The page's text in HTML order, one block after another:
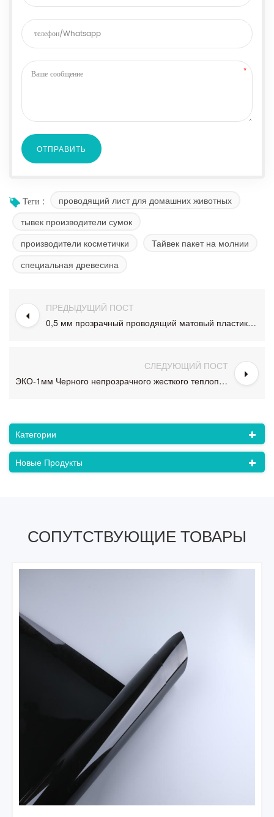
Теги :
проводящий лист для домашних животных
тывек производители сумок
производители косметички
Тайвек пакет на молнии
специальная древесина
ПРЕДЫДУЩИЙ ПОСТ
0,5 мм прозрачный проводящий матовый пластиковый лист для домашних животных в рулоне Для токопроводящий лоток
СЛЕДУЮЩИЙ ПОСТ
ЭКО-1мм Черного непрозрачного жесткого теплопроводного листа любимчика пластичная
Категории
Новые Продукты
СОПУТСТВУЮЩИЕ ТОВАРЫ